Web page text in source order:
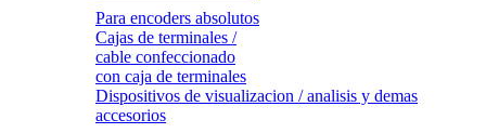
Para encoders absolutos
Cajas de terminales /
cable confeccionado
con caja de terminales
Dispositivos de visualizacion / analisis y demas
accesorios